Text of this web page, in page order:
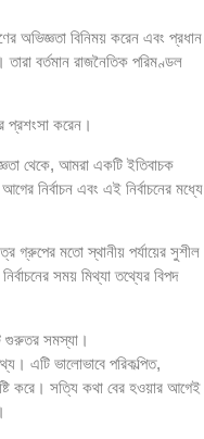
অভিজ্ঞতা বিনিময় করেন এবং প্রধান
তারা বর্তমান রাজনৈতিক পরিমণ্ডল
প্রশংসা করেন।
থেকে, আমরা একটি ইতিবাচক
নির্বাচন এবং এই নির্বাচনের মধ্যে
গ্রুপের মতো স্থানীয় পর্যায়ের সুশীল
সময় মিথ্যা তথ্যের বিপদ
গুরুতর সমস্যা।
এটি ভালোভাবে পরিকল্পিত,
করে। সত্যি কথা বের হওয়ার আগেই